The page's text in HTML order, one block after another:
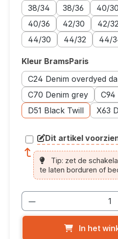
38/34
Maatoptie: 38/34
38/36
Maatoptie: 38/36
40/30
40/36
Maatoptie: 40/36
42/30
Maatoptie: 42/30
42/
44/30
Maatoptie: 44/30
44/32
Maatoptie: 44/
44/
Selecteer
Kleur BramsParis
C24 Denim overdyed
Kleuroptie: C24 Denim
C70 Denim grey
Kleuroptie: C70 Denim
D51 Black Twill
Kleuroptie: D51 BlackX63
Dit artikel
Tip: zet de
te laten borduren of
In het